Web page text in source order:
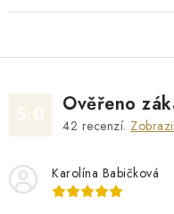
Ověřeno
42 recenzí.
Karolína Babičková